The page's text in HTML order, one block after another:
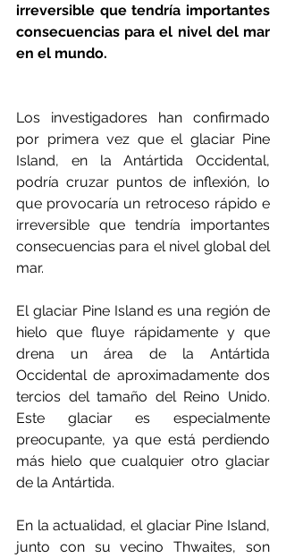
irreversible que tendría importantes
consecuencias para el nivel del mar
en el mundo.
Los investigadores han confirmado
por primera vez que el glaciar Pine
Island, en la Antártida Occidental,
podría cruzar puntos de inflexión, lo
que provocaría un retroceso rápido e
irreversible que tendría importantes
consecuencias para el nivel global del
mar.
El glaciar Pine Island es una región de
hielo que fluye rápidamente y que
drena un área de la Antártida
Occidental de aproximadamente dos
tercios del tamaño del Reino Unido.
Este glaciar es especialmente
preocupante, ya que está perdiendo
más hielo que cualquier otro glaciar
de la Antártida.
En la actualidad, el glaciar Pine Island,
junto con su vecino Thwaites, son